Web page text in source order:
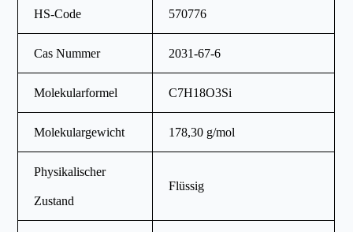
HS-Code 570776
Cas Nummer 2031-67-6
Molekularformel C7H18O3Si
Molekulargewicht 178,30 g/mol
Physikalischer
Zustand
Flüssig